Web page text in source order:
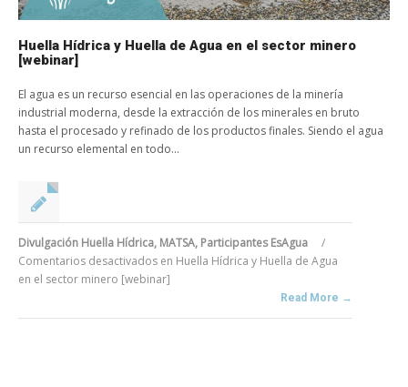
Huella Hídrica y Huella de Agua en el sector minero
[webinar]
El agua es un recurso esencial en las operaciones de la minería
industrial moderna, desde la extracción de los minerales en bruto
hasta el procesado y refinado de los productos finales. Siendo el agua
un recurso elemental en todo...
Divulgación Huella Hídrica, MATSA, Participantes EsAgua
/
Comentarios desactivados en Huella Hídrica y Huella de Agua
en el sector minero [webinar]
Read More →